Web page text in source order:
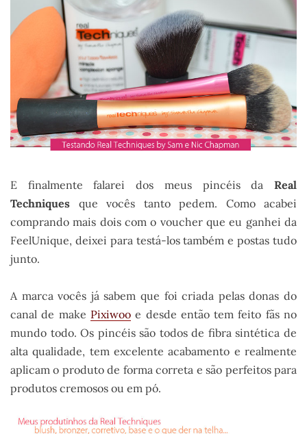
E finalmente falarei dos meus pincéis da Real
Techniques que vocês tanto pedem. Como acabei
comprando mais dois com o voucher que eu ganhei da
FeelUnique, deixei para testá-los também e postas tudo
junto.
A marca vocês já sabem que foi criada pelas donas do
canal de make Pixiwooe desde então tem feito fãs no
mundo todo. Os pincéis são todos de fibra sintética de
alta qualidade, tem excelente acabamento e realmente
aplicam o produto de forma correta e são perfeitos para
produtos cremosos ou em pó.